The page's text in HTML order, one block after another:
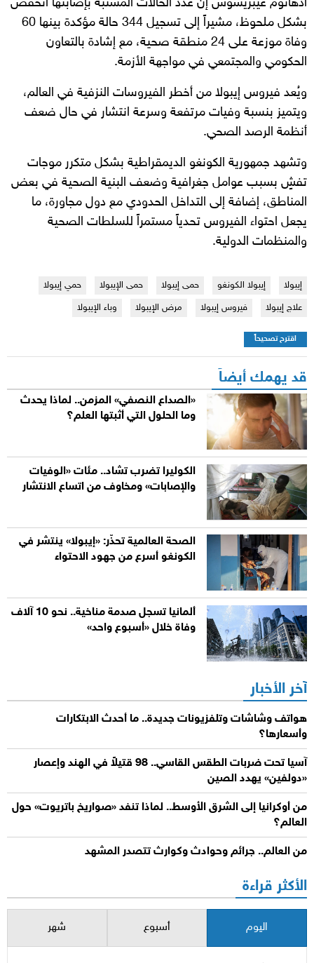
أدهانوم غيبريسوس إن عدد الحالات المشتبه بإصابتها انخفض
بشكل ملحوظ، مشيراً إلى تسجيل 344 حالة مؤكدة بينها 60
وفاة موزعة على 24 منطقة صحية، مع إشادة بالتعاون
الحكومي والمجتمعي في مواجهة الأزمة.
ويُعد فيروس إيبولا من أخطر الفيروسات النزفية في العالم،
ويتميز بنسبة وفيات مرتفعة وسرعة انتشار في حال ضعف
أنظمة الرصد الصحي.
وتشهد جمهورية الكونغو الديمقراطية بشكل متكرر موجات
تفشٍ بسبب عوامل جغرافية وضعف البنية الصحية في بعض
المناطق، إضافة إلى التداخل الحدودي مع دول مجاورة، ما
يجعل احتواء الفيروس تحدياً مستمراً للسلطات الصحية
والمنظمات الدولية.
إيبولا إيبولا الكونغو حمى إيبولا حمى الإيبولا
حمي إيبولا
علاج إيبولا
فيروس إيبولا مرض الإيبولا وباء الإيبولا
اقترح تصحيحاً
قد يهمك أيضاً
«الصداع النصفي» المزمن.. لماذا يحدث
وما الحلول التي أثبتها العلم؟
الكوليرا تضرب تشاد.. مئات «الوفيات
والإصابات» ومخاوف من اتساع الانتشار
الصحة العالمية تحذّر: «إيبولا» ينتشر في
الكونغو أسرع من جهود الاحتواء
ألمانيا تسجل صدمة مناخية.. نحو 10 آلاف
وفاة خلال «أسبوع واحد»
آخر الأخبار
هواتف وشاشات وتلفزيونات جديدة.. ما أحدث الابتكارات
وأسعارها؟
آسيا تحت ضربات الطقس القاسي.. 98 قتيلاً في الهند وإعصار
«دولفين» يهدد الصين
من أوكرانيا إلى الشرق الأوسط.. لماذا تنفد «صواريخ باتريوت» حول
العالم؟
من العالم.. جرائم وحوادث وكوارث تتصدر المشهد
الأكثر قراءة
اليوم أسبوع شهر